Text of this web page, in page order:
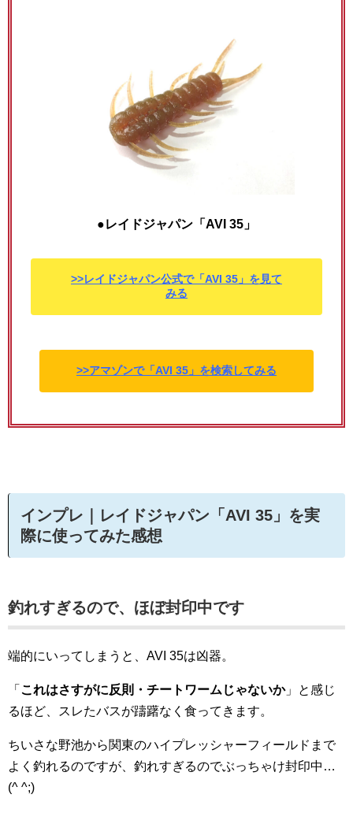
●レイドジャパン「AVI 35」
>>レイドジャパン公式で「AVI 35」を見て
みる
>>アマゾンで「AVI 35」を検索してみる
インプレ｜レイドジャパン「AVI 35」を実
際に使ってみた感想
釣れすぎるので、ほぼ封印中です
端的にいってしまうと、AVI 35は凶器。
「 これはさすがに反則・チートワームじゃないか」と感じ
るほど、スレたバスが躊躇なく食ってきます。
ちいさな野池から関東のハイプレッシャーフィールドまで
よく釣れるのですが、釣れすぎるのでぶっちゃけ封印中…
(^ ^;)